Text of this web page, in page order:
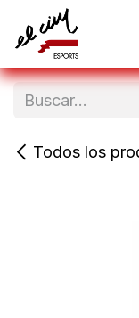
Ir al contenido
Todos los